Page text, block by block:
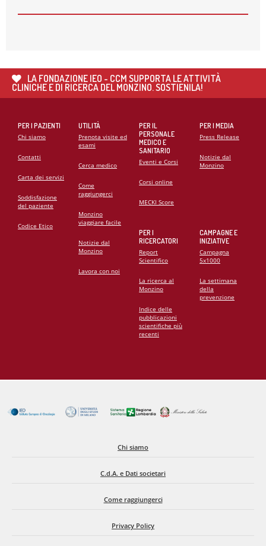
PROF. GIANFRANCO SINAGRA AL CONGRESSO
CARDIO MONZINO 2025
LA FONDAZIONE IEO - CCM SUPPORTA LE ATTIVITÀ
CLINICHE E DI RICERCA DEL MONZINO. SOSTIENILA!
PER I PAZIENTI
Chi siamo
Contatti
Carta dei servizi
Soddisfazione
del paziente
Codice Etico
UTILITÀ
Prenota visite ed
esami
Cerca medico
Come
raggiungerci
Monzino
viaggiare facile
Notizie dal
Monzino
Lavora con noi
PER IL
PERSONALE
MEDICO E
SANITARIO
Eventi e Corsi
Corsi online
MECKI Score
PER I
RICERCATORI
Report
Scientifico
La ricerca al
Monzino
Indice delle
pubblicazioni
scientifiche più
recenti
PER I MEDIA
Press Release
Notizie dal
Monzino
CAMPAGNE E
INIZIATIVE
Campagna
5x1000
La settimana
della
prevenzione
Chi siamo
C.d.A. e Dati societari
Come raggiungerci
Privacy Policy